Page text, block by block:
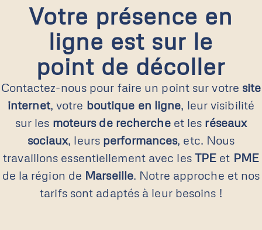
Votre présence en
ligne est sur le
point de décoller
Contactez-nous pour faire un point sur votre site
internet, votre boutique en ligne, leur visibilité
sur les moteurs de rechercheet les réseaux
sociaux, leurs performances, etc. Nous
travaillons essentiellement avec les TPE et PME
de la région de Marseille. Notre approche et nos
tarifs sont adaptés à leur besoins !